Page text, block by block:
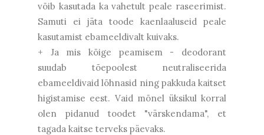
võib kasutada ka vahetult peale raseerimist.
Samuti ei jäta toode kaenlaaluseid peale
kasutamist ebameeldivalt kuivaks.
+ Ja mis kõige peamisem - deodorant
suudab tõepoolest neutraliseerida
ebameeldivaid lõhnasid ning pakkuda kaitset
higistamise eest. Vaid mõnel üksikul korral
olen pidanud toodet "värskendama", et
tagada kaitse terveks päevaks.